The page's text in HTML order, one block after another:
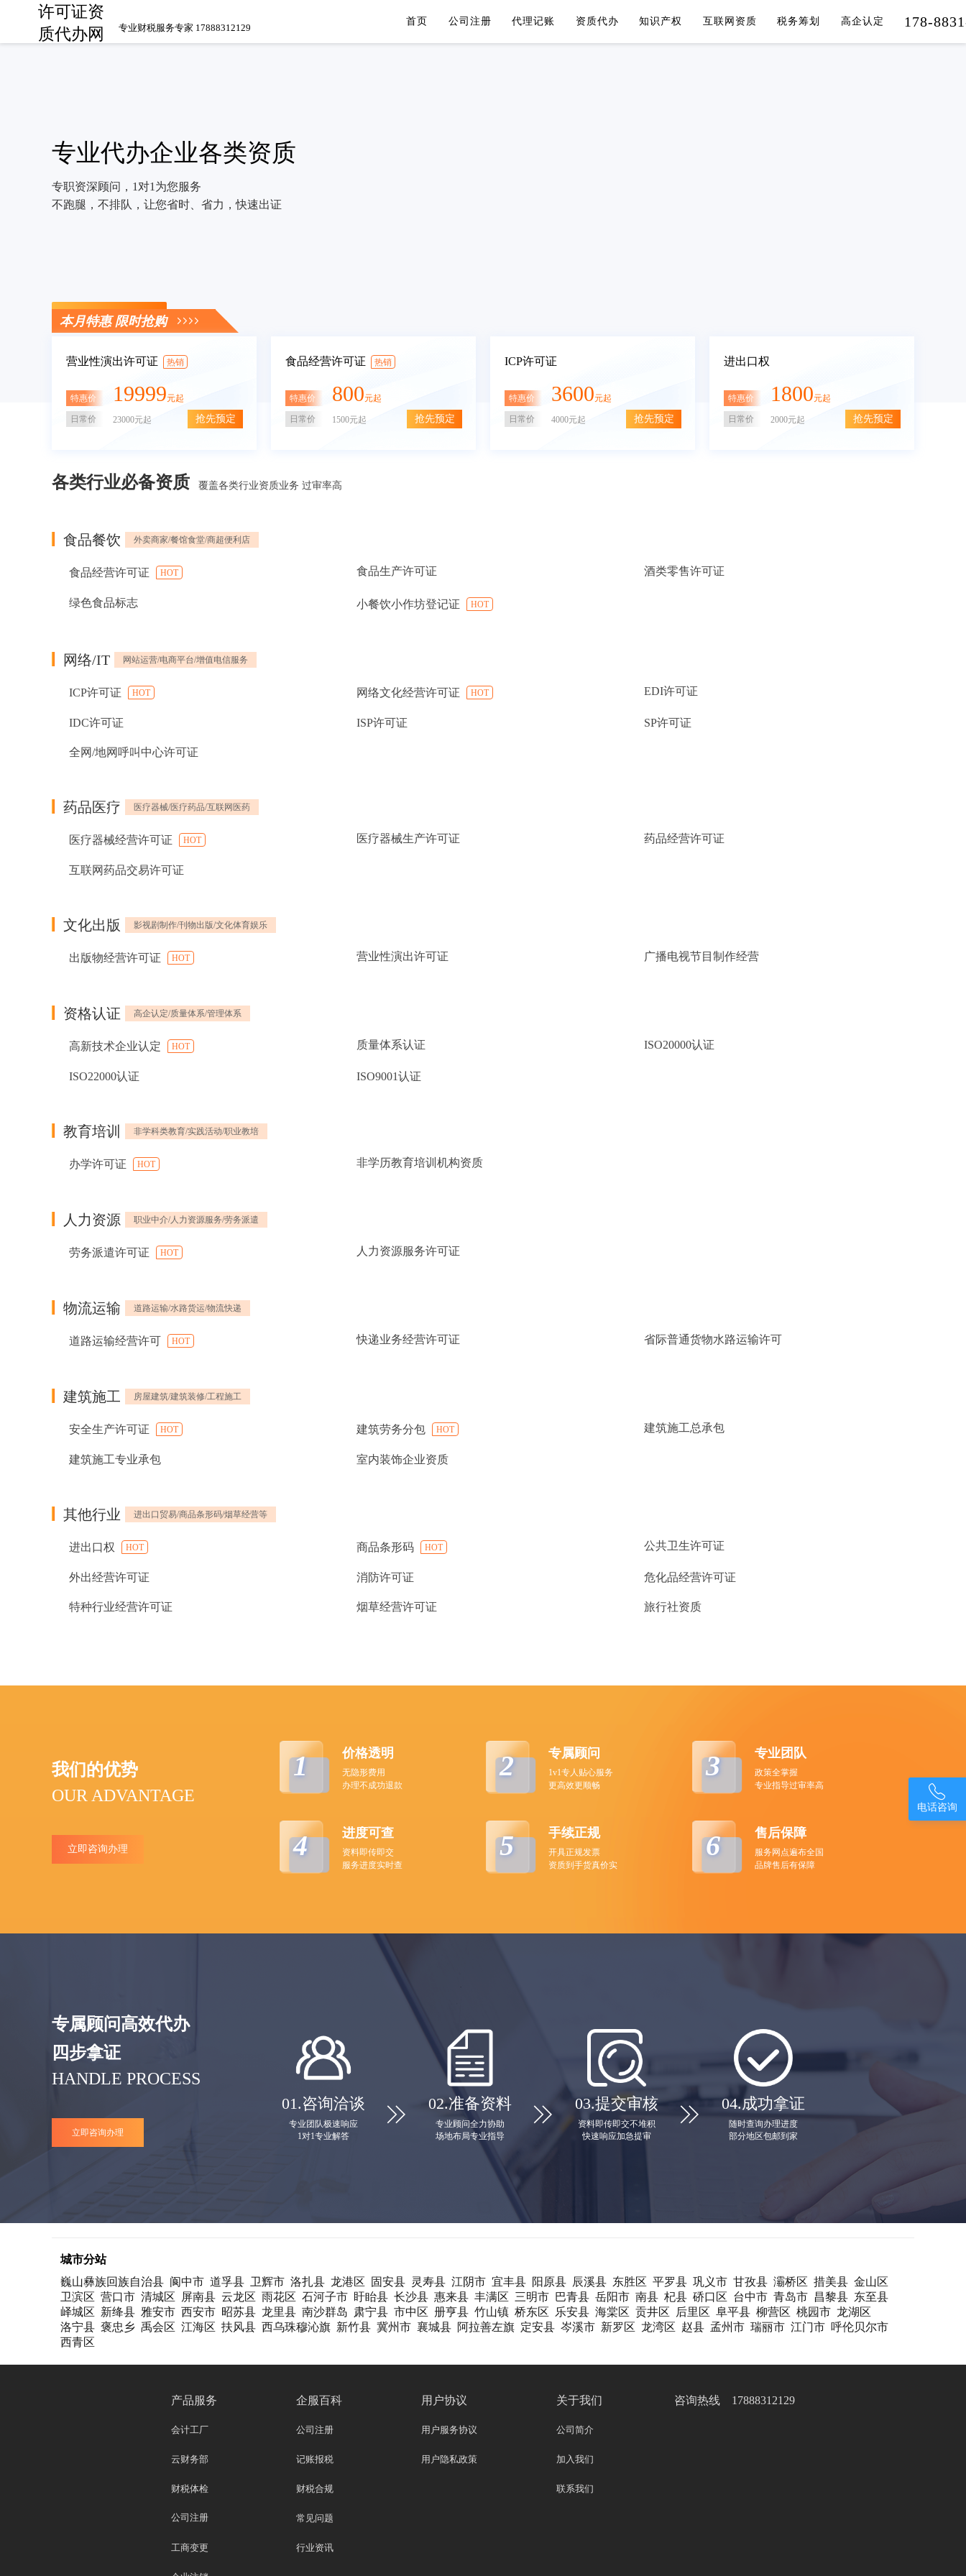
许可证资
质代办网
专业财税服务专家 17888312129
首页 公司注册 代理记账 资质代办 知识产权 互联网资质 税务筹划 高企认定 178-
专业代办企业各类资质
专职资深顾问，1对1为您服务
不跑腿，不排队，让您省时、省力，快速出证
立即咨询
本月特惠 限时抢购
营业性演出许可证 热销
特惠价 19999元起
日常价 23000元起 抢先预定
食品经营许可证 热销
特惠价 800元起
日常价 1500元起 抢先预定
ICP许可证
特惠价 3600元起
日常价 4000元起 抢先预定
进出口权
特惠价 1800元起
日常价 2000元起 抢先预定
各类行业必备资质 覆盖各类行业资质业务 过审率高
食品餐饮 外卖商家/餐馆食堂/商超便利店
食品经营许可证 HOT 食品生产许可证 酒类零售许可证
绿色食品标志 小餐饮小作坊登记证 HOT
网络/IT 网站运营/电商平台/增值电信服务
ICP许可证 HOT 网络文化经营许可证 HOT EDI许可证
IDC许可证 ISP许可证 SP许可证
全网/地网呼叫中心许可证
药品医疗 医疗器械/医疗药品/互联网医药
医疗器械经营许可证 HOT 医疗器械生产许可证 药品经营许可证
互联网药品交易许可证
文化出版 影视剧制作/刊物出版/文化体育娱乐
出版物经营许可证 HOT 营业性演出许可证 广播电视节目制作经营
资格认证 高企认定/质量体系/管理体系
高新技术企业认定 HOT 质量体系认证 ISO20000认证
ISO22000认证 ISO9001认证
教育培训 非学科类教育/实践活动/职业教培
办学许可证 HOT 非学历教育培训机构资质
人力资源 职业中介/人力资源服务/劳务派遣
劳务派遣许可证 HOT 人力资源服务许可证
物流运输 道路运输/水路货运/物流快递
道路运输经营许可 HOT 快递业务经营许可证 省际普通货物水路运输许可
建筑施工 房屋建筑/建筑装修/工程施工
安全生产许可证 HOT 建筑劳务分包 HOT 建筑施工总承包
建筑施工专业承包 室内装饰企业资质
其他行业 进出口贸易/商品条形码/烟草经营等
进出口权 HOT 商品条形码 HOT 公共卫生许可证
外出经营许可证 消防许可证 危化品经营许可证
特种行业经营许可证 烟草经营许可证 旅行社资质
我们的优势
OUR ADVANTAGE
立即咨询办理
1 价格透明
无隐形费用
办理不成功退款
2 专属顾问
1v1专人贴心服务
更高效更顺畅
3 专业团队
政策全掌握
专业指导过审率高
4 进度可查
资料即传即交
服务进度实时查
5 手续正规
开具正规发票
资质到手货真价实
6 售后保障
服务网点遍布全国
品牌售后有保障
专属顾问高效代办
四步拿证
HANDLE PROCESS
立即咨询办理
01.咨询洽谈
专业团队极速响应
1对1专业解答
 02.准备资料
专业顾问全力协助
场地布局专业指导
 03.提交审核
资料即传即交不堆积
快速响应加急提审
 04.成功拿证
随时查询办理进度
部分地区包邮到家
城市分站
巍山彝族回族自治县 阆中市 道孚县 卫辉市 洛扎县 龙港区 固安县 灵寿县 江阴市 宜丰县 阳原县 辰溪县 东胜区 平罗县 巩义市 甘孜县 灞桥区 措美县 金山区
卫滨区 营口市 清城区 屏南县 云龙区 雨花区 石河子市 盱眙县 长沙县 惠来县 丰满区 三明市 巴青县 岳阳市 南县 杞县 硚口区 台中市 青岛市 昌黎县 东至县
峄城区 新绛县 雅安市 西安市 昭苏县 龙里县 南沙群岛 肃宁县 市中区 册亨县 竹山镇 桥东区 乐安县 海棠区 贡井区 后里区 阜平县 柳营区 桃园市 龙湖区
洛宁县 褒忠乡 禹会区 江海区 扶风县 西乌珠穆沁旗 新竹县 冀州市 襄城县 阿拉善左旗 定安县 岑溪市 新罗区 龙湾区 赵县 孟州市 瑞丽市 江门市 呼伦贝尔市
西青区
产品服务
会计工厂
云财务部
财税体检
公司注册
工商变更
企服百科
公司注册
记账报税
财税合规
常见问题
行业资讯
用户协议
用户服务协议
用户隐私政策
关于我们
公司简介
加入我们
联系我们
咨询热线 17888312129

电话咨询